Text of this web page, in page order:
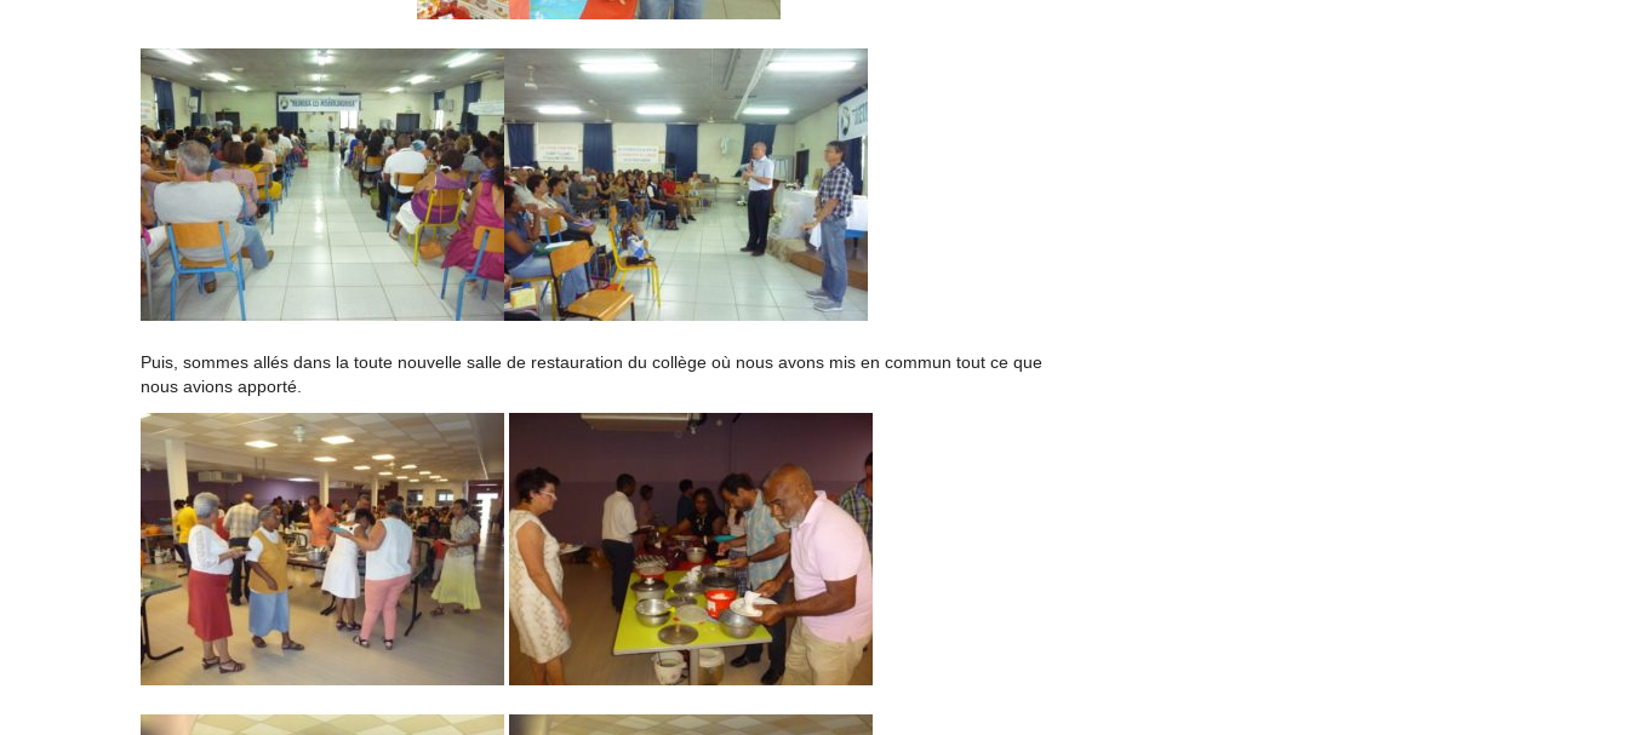
Puis, sommes allés dans la toute nouvelle salle de restauration du collège où nous avons mis en commun tout ce que
nous avions apporté.